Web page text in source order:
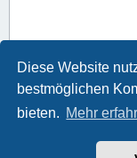
Diese Website
bestmöglichen
bieten. Mehr